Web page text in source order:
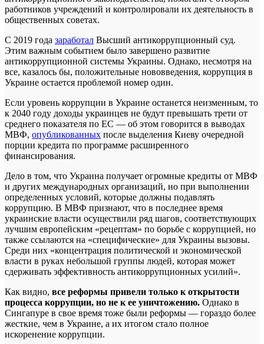
работников учреждений и контролировали их деятельность в
общественных советах.
С 2019 года заработал Высший антикоррупционный суд.
Этим важным событием было завершено развитие
антикоррупционной системы Украины. Однако, несмотря на
все, казалось бы, положительные нововведения, коррупция в
Украине остается проблемой номер один.
Если уровень коррупции в Украине останется неизменным, то
к 2040 году доходы украинцев не будут превышать трети от
среднего показателя по ЕС — об этом говорится в выводах
МВФ, опубликованных после выделения Киеву очередной
порции кредита по программе расширенного
финансирования.
Дело в том, что Украина получает огромные кредиты от МВФ
и других международных организаций, но при выполнении
определенных условий, которые должны подавлять
коррупцию. В МВФ признают, что в последнее время
украинские власти осуществили ряд шагов, соответствующих
лучшим европейским «рецептам» по борьбе с коррупцией, но
также ссылаются на «специфические» для Украины вызовы.
Среди них «концентрация политической и экономической
власти в руках небольшой группы людей, которая может
сдерживать эффективность антикоррупционных усилий».
Как видно, все реформы привели только к открытости
процесса коррупции, но не к ее уничтожению. Однако в
Сингапуре в свое время тоже были реформы — гораздо более
жесткие, чем в Украине, а их итогом стало полное
искоренение коррупции.